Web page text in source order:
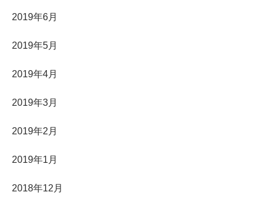
2019年6月
2019年5月
2019年4月
2019年3月
2019年2月
2019年1月
2018年12月